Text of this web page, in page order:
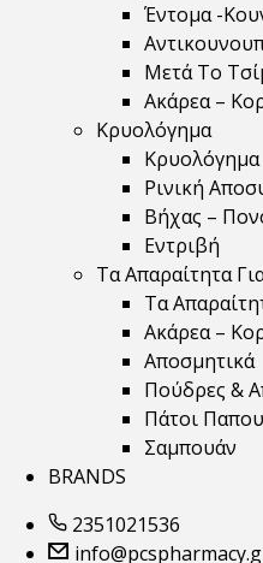
Έντομα -
Μετά Το
Ακάρεα –
Κρυολόγημα
Κρυολόγημα
Ρινική
Βήχας –
Εντριβή
Τα Απαραίτητα
Τα
Ακάρεα –
Αποσμητικά
Πούδρες &
Πάτοι
Σαμπουάν
BRANDS
2351021536